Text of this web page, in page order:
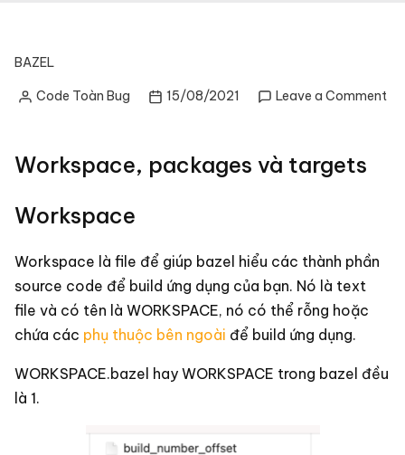
BAZEL
PostedCode Toàn Bug 15/08/2021 Leave a Comment
Workspace, packages và targets
Workspace
Workspace là file để giúp bazel hiểu các thành phần
source code để build ứng dụng của bạn. Nó là text
file và có tên là WORKSPACE, nó có thể rỗng hoặc
chứa các phụ thuộc bên ngoài để build ứng dụng.
WORKSPACE.bazel hay WORKSPACE trong bazel đều
là 1.